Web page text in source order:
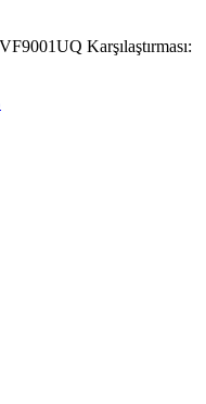
Karşılaştırması: